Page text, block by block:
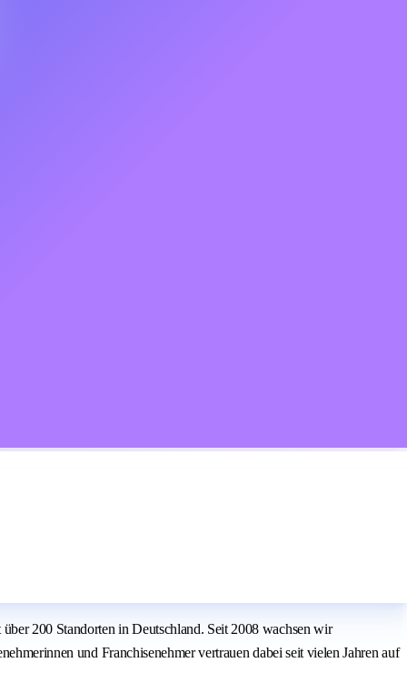
200 Standorten in Deutschland. Seit 2008 wachsen wir
und Franchisenehmer vertrauen dabei seit vielen Jahren auf